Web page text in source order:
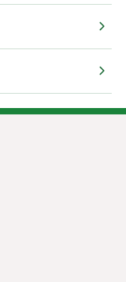
chevron_right
chevron_right